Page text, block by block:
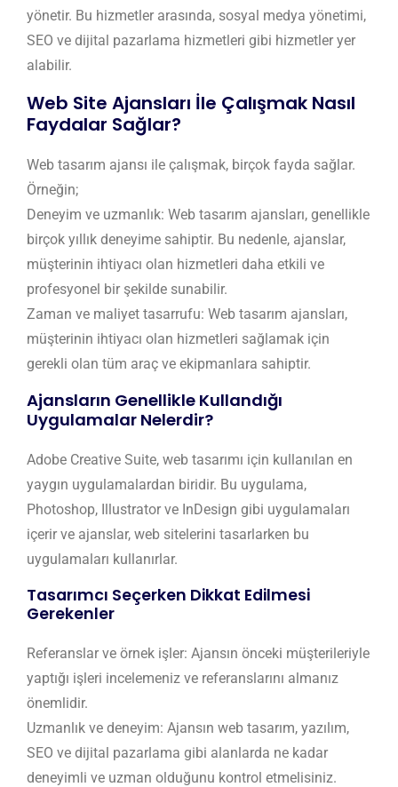
yönetir. Bu hizmetler arasında, sosyal medya yönetimi,
SEO ve dijital pazarlama hizmetleri gibi hizmetler yer
alabilir.
Web Site Ajansları İle Çalışmak Nasıl
Faydalar Sağlar?
Web tasarım ajansı ile çalışmak, birçok fayda sağlar.
Örneğin;
Deneyim ve uzmanlık: Web tasarım ajansları, genellikle
birçok yıllık deneyime sahiptir. Bu nedenle, ajanslar,
müşterinin ihtiyacı olan hizmetleri daha etkili ve
profesyonel bir şekilde sunabilir.
Zaman ve maliyet tasarrufu: Web tasarım ajansları,
müşterinin ihtiyacı olan hizmetleri sağlamak için
gerekli olan tüm araç ve ekipmanlara sahiptir.
Ajansların Genellikle Kullandığı
Uygulamalar Nelerdir?
Adobe Creative Suite, web tasarımı için kullanılan en
yaygın uygulamalardan biridir. Bu uygulama,
Photoshop, Illustrator ve InDesign gibi uygulamaları
içerir ve ajanslar, web sitelerini tasarlarken bu
uygulamaları kullanırlar.
Tasarımcı Seçerken Dikkat Edilmesi
Gerekenler
Referanslar ve örnek işler: Ajansın önceki müşterileriyle
yaptığı işleri incelemeniz ve referanslarını almanız
önemlidir.
Uzmanlık ve deneyim: Ajansın web tasarım, yazılım,
SEO ve dijital pazarlama gibi alanlarda ne kadar
deneyimli ve uzman olduğunu kontrol etmelisiniz.